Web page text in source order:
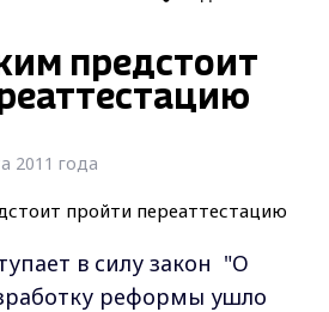
предстоит
2011 года
в силу закон "О
реформы ушло